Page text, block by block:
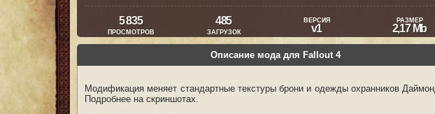
5 835
ПРОСМОТРОВ
485
ЗАГРУЗОК
ВЕРСИЯ
v1
РАЗМЕР
2,17 Mb
Описание мода для Fallout 4
Модификация меняет стандартные текстуры брони и одежды охранников
Подробнее на скриншотах.